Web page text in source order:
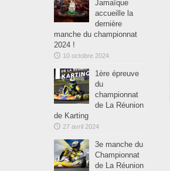
Jamaïque
accueille la
dernière
manche du championnat
2024 !
10 octobre 2024
1ère épreuve
du
championnat
de La Réunion
de Karting
27 avril 2024
3e manche du
Championnat
de La Réunion